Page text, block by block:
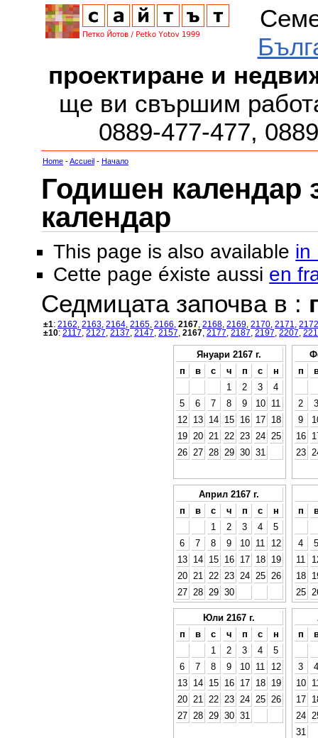
проектиране и
ще ви свършим
0889-477-477,
Home -Accueil - Начало
Годишен календар
календар
This page is also available in
Cette page éxiste aussi en
Седмицата започва в :
±1: 2162 2163 2164 2165 2166 2167 2168 2169 2170 2171
2172
±10: 2117 2127 2137 2147 2157 2167 2177 2187 2197 2207
Януари 2167 г.
п
в с ч п с
н
1
2 3
4
5
6 7 8 9 10
11
12
13 14 15 16 17
18
19
20 21 22 23 24
25
26
27 28 29 30 31
п
2
3
9
16
23
Април 2167 г.
п
в с ч п с
н
1
2 3 4
5
6
7 8 9 10 11
12
13
14 15 16 17 18
19
20
21 22 23 24 25
26
27
28 29 30
п
4
5
11
18
25
Юли 2167 г.
п
в с ч п с
н
1
2 3 4
5
6
7 8 9 10 11
12
13
14 15 16 17 18
19
20
21 22 23 24 25
26
27
28 29 30 31
п
3
4
10
17
24
31